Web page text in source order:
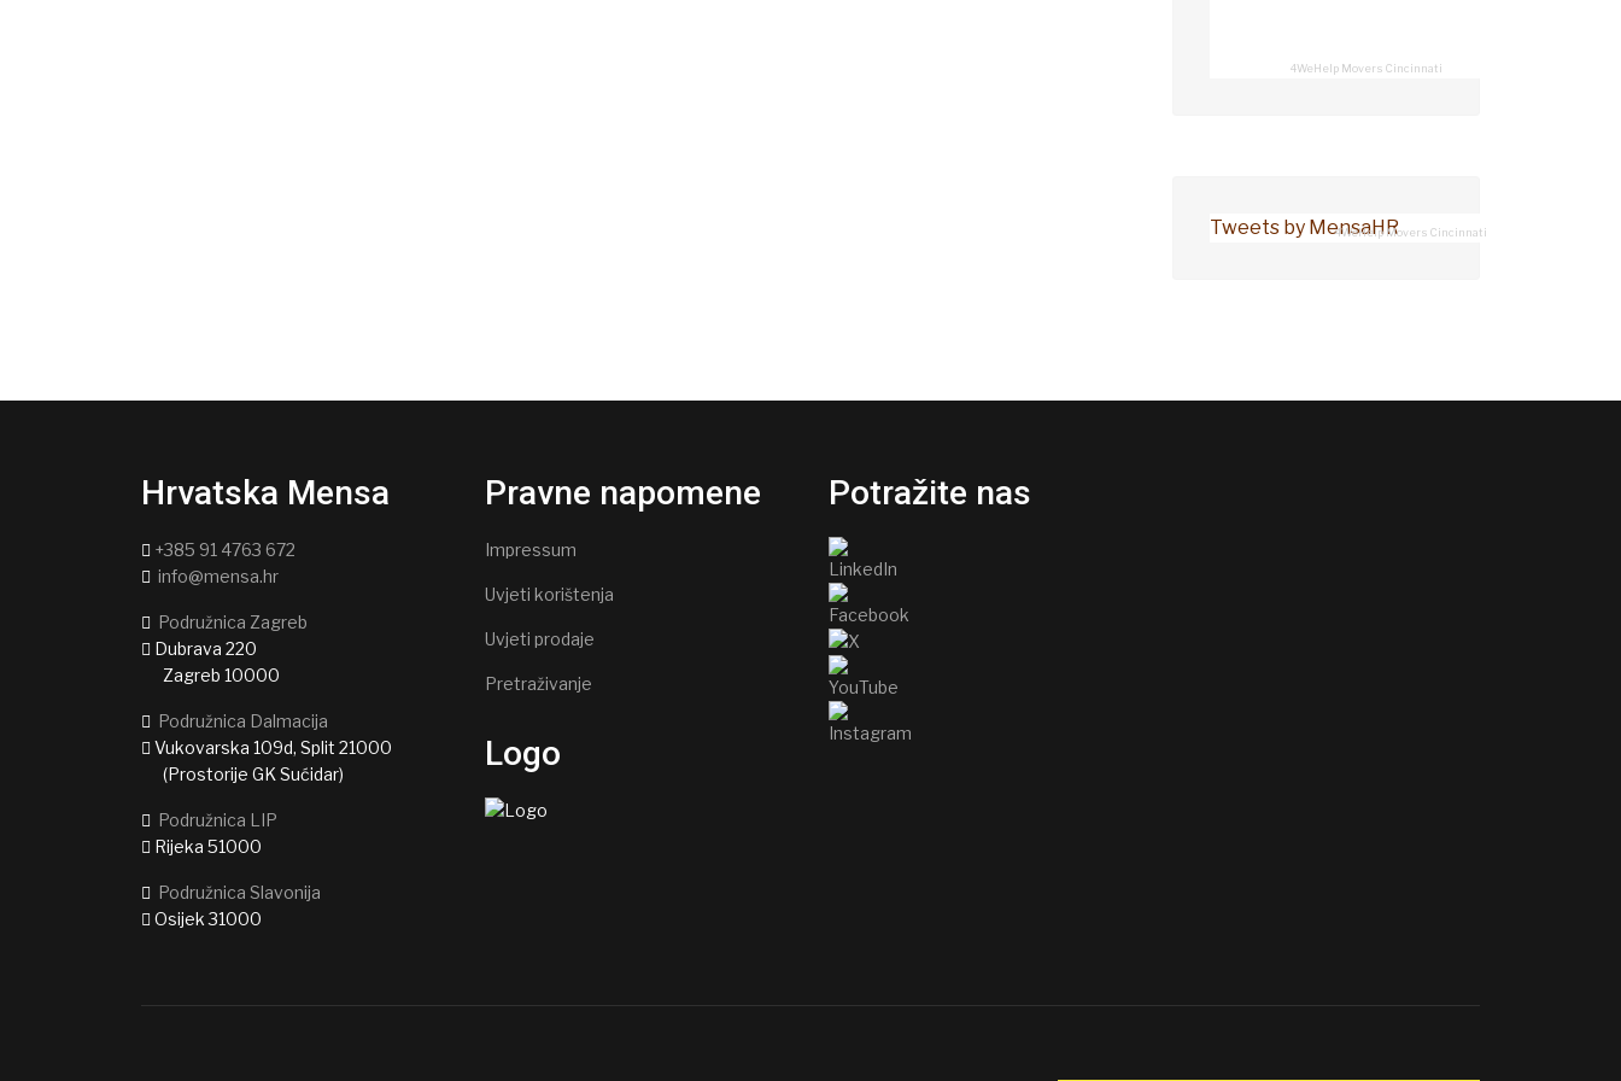
4WeHelp Movers Cincinnati
Tweets by MensaHR4WeHelp Movers Cincinnati
Hrvatska Mensa
+385 91 4763 672
info@mensa.hr
Podružnica Zagreb
Dubrava 220
Zagreb 10000
Podružnica Dalmacija
Vukovarska 109d, Split 21000
(Prostorije GK Sućidar)
Podružnica LIP
Rijeka 51000
Podružnica Slavonija
Osijek 31000
Pravne napomene
Impressum
Uvjeti korištenja
Uvjeti prodaje
Pretraživanje
Logo
Potražite nas